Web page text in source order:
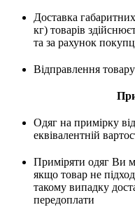
Доставка
кг) товарів
та за рахунок
Відправлення
Одяг на примірку
еквівалентній
Приміряти одяг Ви
якщо товар не
такому випадку
передоплати